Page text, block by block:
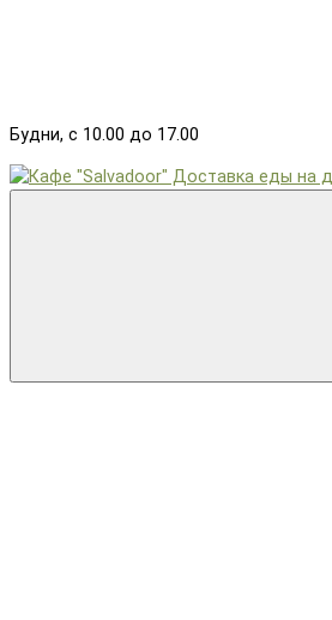
Будни, с 10.00 до 17.00